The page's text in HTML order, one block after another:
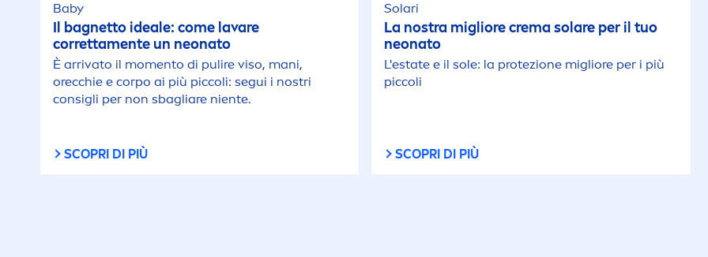
Baby
Il bagnetto ideale: come lavare
correttamente un neonato
È arrivato il momento di pulire viso, mani,
orecchie e corpo ai più piccoli: segui i nostri
consigli per non sbagliare niente.
SCOPRI DI PIÙ
Solari
La nostra migliore crema solare per il tuo
neonato
L'estate e il sole: la protezione migliore per i più
piccoli
SCOPRI DI PIÙ